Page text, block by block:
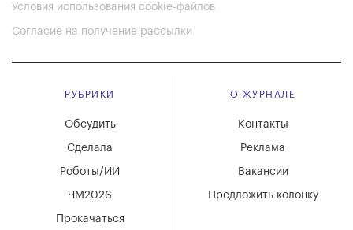
Условия использования cookie-файлов
Согласие на получение рассылки
РУБРИКИ
Обсудить
Сделала
Роботы/ИИ
ЧМ2026
Прокачаться
О ЖУРНАЛЕ
Вакансии
Реклама
Контакты
Предложить колонку